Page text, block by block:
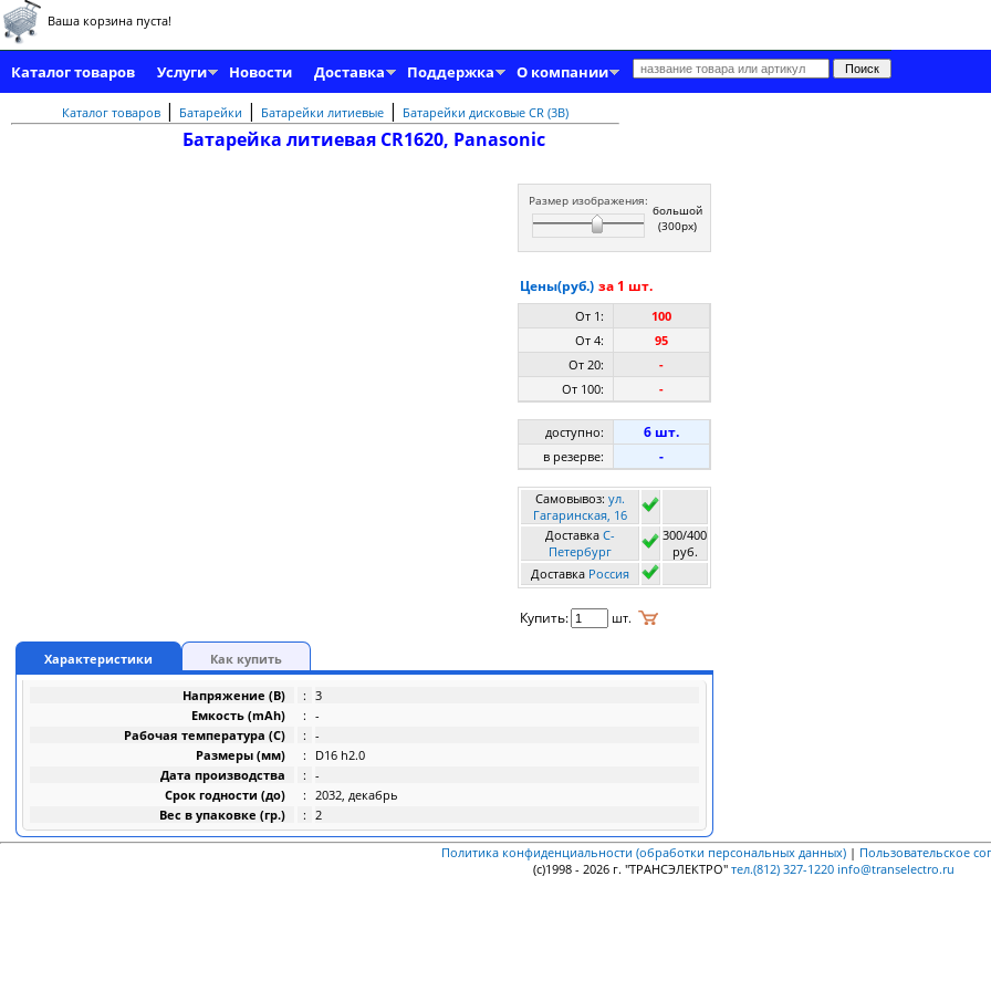
Ваша корзина пуста!
Каталог товаров Услуги Новости Доставка Поддержка О компании
Каталог товаров | Батарейки | Батарейки литиевые | Батарейки дисковые CR (3В)
Батарейка литиевая CR1620, Panasonic
Размер изображения:
большой
(300px)
Цены(руб.) за 1 шт.
От 1:
100
От 4:
95
От 20:
-
От 100:
-
доступно: 6 шт.
в резерве: -
Самовывоз: ул.
Гагаринская, 16
Доставка C-
Петербург
300/400
руб.
Доставка Россия
Купить: шт.
Характеристики Как купить
Напряжение (В) : 3
Емкость (mAh)
: -
Рабочая температура (C)
: -
Размеры (мм)
:
D16 h2.0
Дата производства
: -
Срок годности (до)
: 2032, декабрь
Вес в упаковке (гр.)
: 2
Политика конфиденциальности (обработки персональных данных) | Пользовательское
(c)1998 - 2026 г. "ТРАНСЭЛЕКТРО" тел.(812) 327-1220 info@transelectro.ru